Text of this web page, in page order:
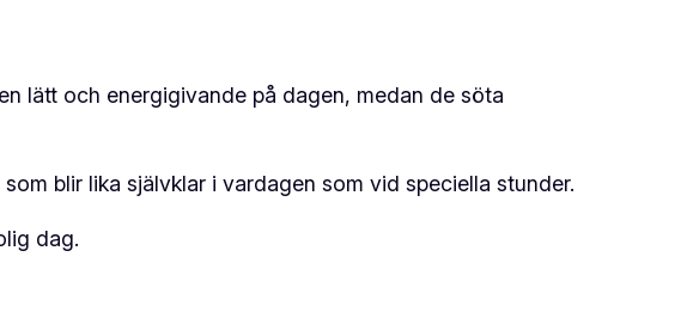
lätt och energigivande på dagen, medan de söta
blir lika självklar i vardagen som vid speciella stunder.
dag.